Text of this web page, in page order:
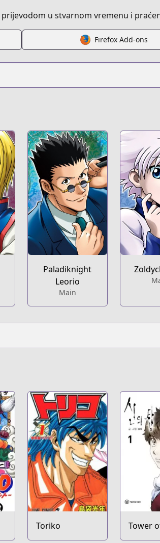
hunter-x-hunter
u stvarnom vremenu i
Firefox Add-ons
Paladiknight
Leorio
Main
Toriko Tower